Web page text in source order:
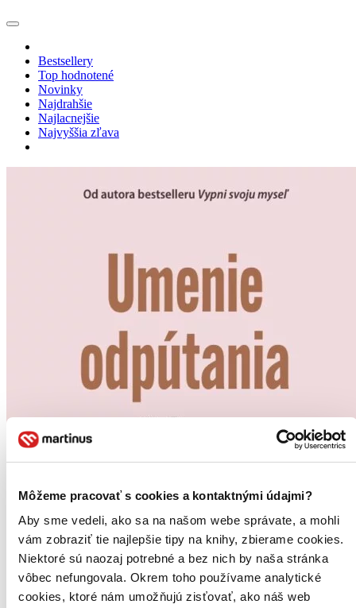
Môžeme pracovať s cookies a kontaktnými údajmi?
Aby sme vedeli, ako sa na našom webe správate, a mohli
vám zobraziť tie najlepšie tipy na knihy, zbierame cookies.
Niektoré sú naozaj potrebné a bez nich by naša stránka
vôbec nefungovala. Okrem toho používame analytické
cookies, ktoré nám umožňujú zisťovať, ako náš web
Bestsellery
Top hodnotené
Novinky
Najdrahšie
Najlacnejšie
Najvyššia zľava